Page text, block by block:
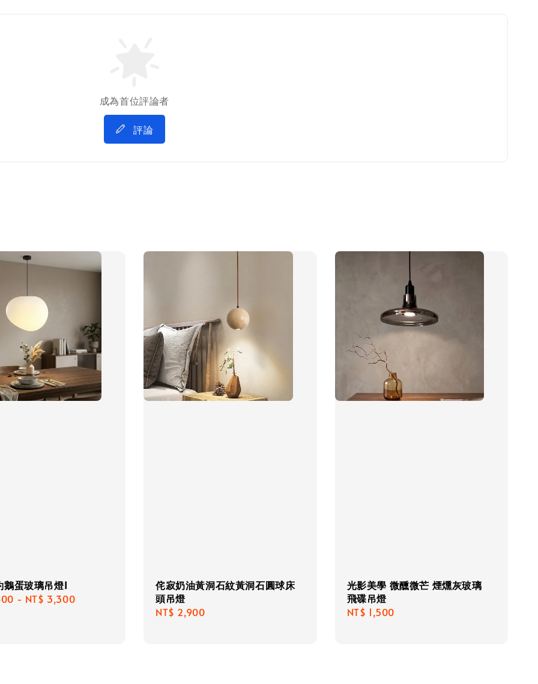
成為首位評論者
評論
鵝蛋玻璃吊燈I
- NT$ 3,300
侘寂奶油黃洞石紋黃洞石圓球床
頭吊燈
Regular
NT$ 2,900
光影美學 微醺微芒 煙燻灰玻璃
飛碟吊燈
Regular
NT$ 1,500